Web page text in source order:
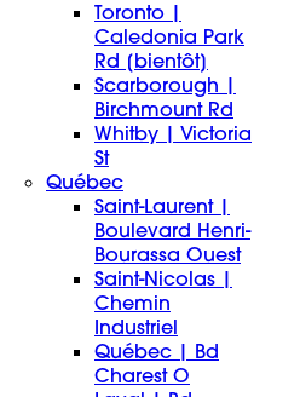
Toronto |
Caledonia Park
Rd [bientôt]
Scarborough |
Birchmount Rd
Whitby | Victoria
St
Québec
Saint-Laurent |
Boulevard Henri-
Bourassa Ouest
Saint-Nicolas |
Chemin
Industriel
Québec | Bd
Charest O